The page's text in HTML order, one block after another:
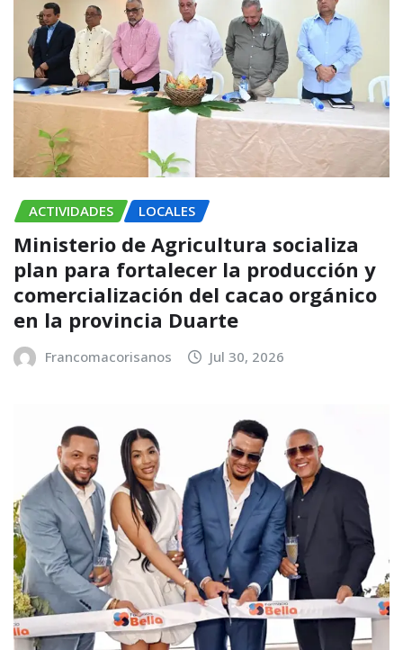
ACTIVIDADES LOCALES
Ministerio de Agricultura socializa
plan para fortalecer la producción y
comercialización del cacao orgánico
en la provincia Duarte
Francomacorisanos Jul 30, 2026